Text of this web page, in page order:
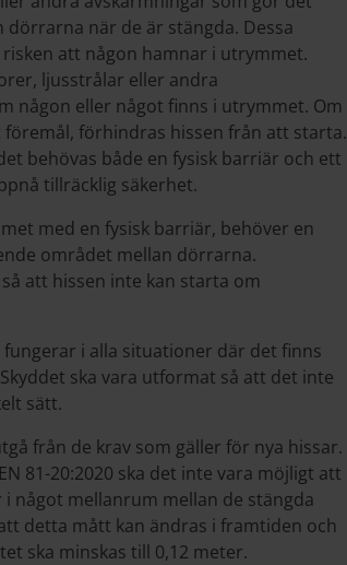
när de är stängda. Dessa
att någon hamnar i utrymmet.
ljusstrålar eller andra
någon eller något finns i utrymmet. Om
förhindras hissen från att starta.
behövas både en fysisk barriär och ett
tillräcklig säkerhet.
med en fysisk barriär, behöver en
området mellan dörrarna.
att hissen inte kan starta om
i alla situationer där det finns
ska vara utformat så att det inte
sätt.
från de krav som gäller för nya hissar.
81-20:2020 ska det inte vara möjligt att
något mellanrum mellan de stängda
detta mått kan ändras i framtiden och
ska minskas till 0,12 meter.